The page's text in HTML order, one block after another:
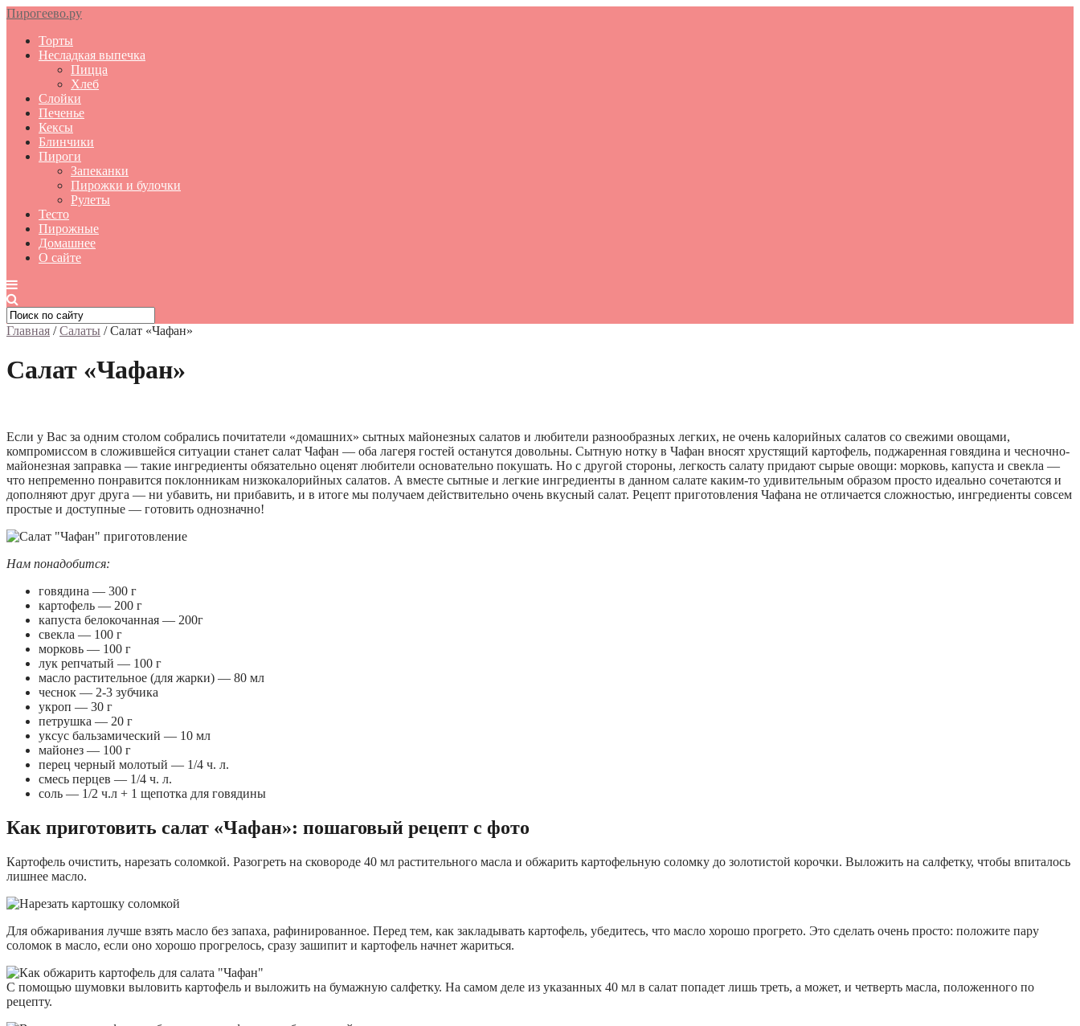
Пирогеево.ру
Торты
Несладкая выпечка
Пицца
Хлеб
Слойки
Печенье
Кексы
Блинчики
Пироги
Запеканки
Пирожки и булочки
Рулеты
Тесто
Пирожные
Домашнее
О сайте
Главная /Салаты /Салат «Чафан»
Салат «Чафан»
Если у Вас за одним столом собрались почитатели «домашних» сытных майонезных салатов и любители разнообразных легких, не очень калорийных салатов со свежими овощами,
компромиссом в сложившейся ситуации станет салат Чафан — оба лагеря гостей останутся довольны. Сытную нотку в Чафан вносят хрустящий картофель, поджаренная говядина и чесночно-
майонезная заправка — такие ингредиенты обязательно оценят любители основательно покушать. Но с другой стороны, легкость салату придают сырые овощи: морковь, капуста и свекла —
что непременно понравится поклонникам низкокалорийных салатов. А вместе сытные и легкие ингредиенты в данном салате каким-то удивительным образом просто идеально сочетаются и
дополняют друг друга — ни убавить, ни прибавить, и в итоге мы получаем действительно очень вкусный салат. Рецепт приготовления Чафана не отличается сложностью, ингредиенты совсем
простые и доступные — готовить однозначно!
Нам понадобится:
говядина — 300 г
картофель — 200 г
капуста белокочанная — 200г
свекла — 100 г
морковь — 100 г
лук репчатый — 100 г
масло растительное (для жарки) — 80 мл
чеснок — 2-3 зубчика
укроп — 30 г
петрушка — 20 г
уксус бальзамический — 10 мл
майонез — 100 г
перец черный молотый — 1/4 ч. л.
смесь перцев — 1/4 ч. л.
соль — 1/2 ч.л + 1 щепотка для говядины
Как приготовить салат «Чафан»: пошаговый рецепт с фото
Картофель очистить, нарезать соломкой. Разогреть на сковороде 40 мл растительного масла и обжарить картофельную соломку до золотистой корочки. Выложить на салфетку, чтобы впиталось
лишнее масло.
Для обжаривания лучше взять масло без запаха, рафинированное. Перед тем, как закладывать картофель, убедитесь, что масло хорошо прогрето. Это сделать очень просто: положите пару
соломок в масло, если оно хорошо прогрелось, сразу зашипит и картофель начнет жариться.
С помощью шумовки выловить картофель и выложить на бумажную салфетку. На самом деле из указанных 40 мл в салат попадет лишь треть, а может, и четверть масла, положенного по
рецепту.